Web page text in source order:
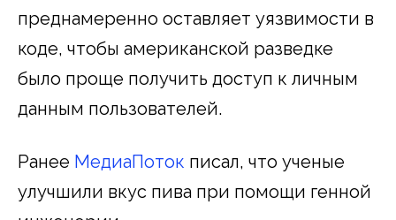
преднамеренно оставляет уязвимости в
коде, чтобы американской разведке
было проще получить доступ к личным
данным пользователей.
Ранее МедиаПоток писал, что ученые
улучшили вкус пива при помощи генной